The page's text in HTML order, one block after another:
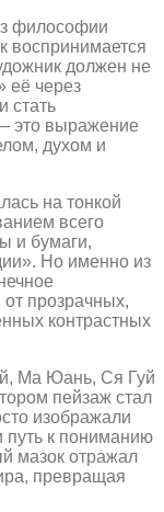
философии
воспринимается
должен не
её через
стать
это выражение
духом и
на тонкой
всего
и бумаги,
Но именно из
прозрачных,
контрастных
Ма Юань, Ся Гуй
пейзаж стал
изображали
путь к пониманию
мазок отражал
превращая